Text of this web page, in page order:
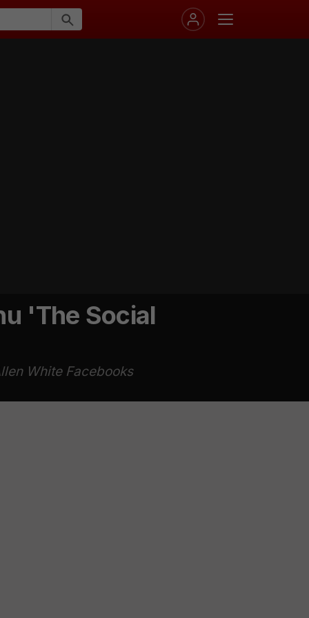
'The Social
White Facebooks